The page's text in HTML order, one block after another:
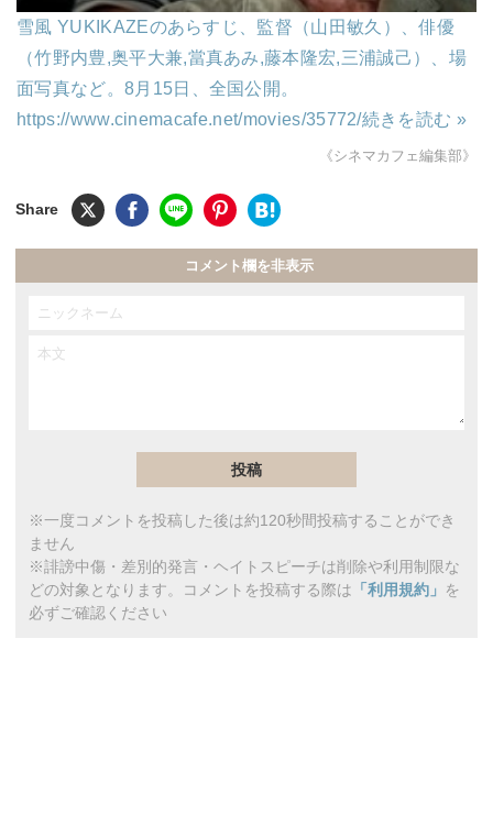
雪風 YUKIKAZEのあらすじ、監督（山田敏久）、俳優
（竹野内豊,奥平大兼,當真あみ,藤本隆宏,三浦誠己）、場
面写真など。8月15日、全国公開。
https://www.cinemacafe.net/movies/35772/続きを読む »
《シネマカフェ編集部》
コメント欄を非表示
※一度コメントを投稿した後は約120秒間投稿することができ
ません
※誹謗中傷・差別的発言・ヘイトスピーチは削除や利用制限な
どの対象となります。コメントを投稿する際は 「利用規約」 を
必ずご確認ください